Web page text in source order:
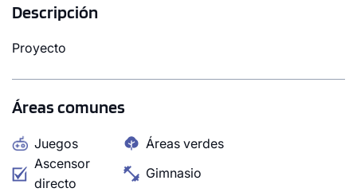
Descripción
Proyecto
Áreas comunes
Juegos
Áreas verdes
Ascensor
directo
Gimnasio